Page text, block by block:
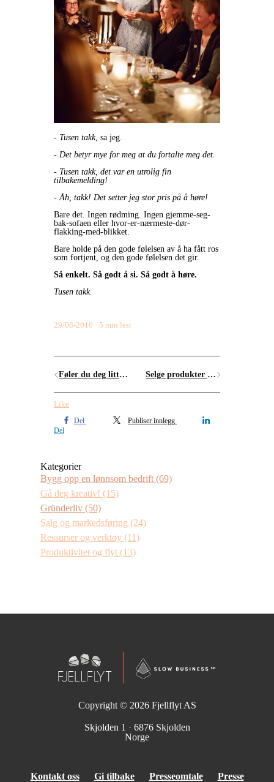
- Tusen takk, sa jeg.
- Det betyr mye for meg at du fortalte meg det.
- Tusen takk, det var en utrolig fin
tilbakemelding!
- Åh, takk! Det setter jeg stor pris på å høre!
Bare det. Ingen rødming. Ingen gjemme-seg-
bak-sofaen eller hvor-er-nærmeste-dør-
flakking-med-blikket.
Bare holde på den gode følelsen av å ha fått ros
som fortjent, og den gode følelsen det gir.
Så enkelt. Så godt å si. Så godt å høre.
Tusen takk.
29/08-2016 5 min lest
Føler du deg litt alene med din gründerdrøm? Selge produkter og tjenester på nett: Digital Commerce Summit Denver
Like
Del
Publiser innlegg
Del
Kategorier
Bygg opp en lønnsom bedrift (69)
Gå deg kreativ! (15)
Gründerliv (50)
Salg og markedsføring (24)
Ressurser og verktøy (11)
Produktivitet og flyt (13)
Copyright © 2026 Fjellflyt AS
Skjolden 1 · 6876 Skjolden
Norge
Kontakt oss Gi tilbake Presseomtale Presse